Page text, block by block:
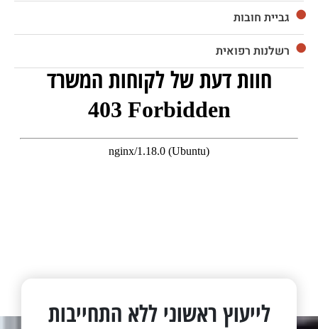
גביית חובות
רשלנות רפואית
חוות דעת של לקוחות המשרד
לייעוץ ראשוני ללא התחייבות